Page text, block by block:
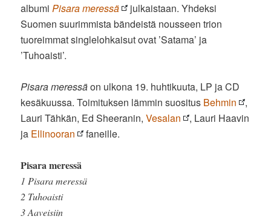
albumiPisara meressä
julkaistaan. Yhdeksi
Suomen suurimmista bändeistä nousseen trion
tuoreimmat singlelohkaisut ovat ’Satama’ ja
’Tuhoaisti’.
Pisara meressäon ulkona 19. huhtikuuta, LP ja CD
kesäkuussa. Toimituksen lämmin suositus Behmin
,
Lauri Tähkän, Ed Sheeranin,Vesalan
, Lauri Haavin
ja Ellinooran faneille.
Pisara meressä
1 Pisara meressä
2 Tuhoaisti
3 Aaveisiin